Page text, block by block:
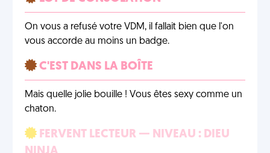
On vous a refusé votre VDM, il fallait bien que l'on
vous accorde au moins un badge.
C'EST DANS LA BOÎTE
Mais quelle jolie bouille ! Vous êtes sexy comme un
chaton.
FERVENT LECTEUR — NIVEAU : DIEU